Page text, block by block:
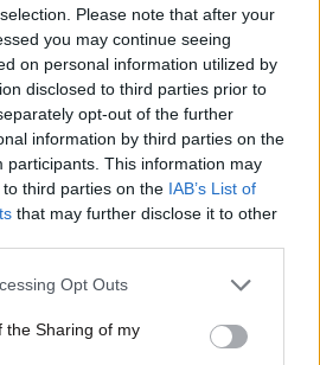
Please note that after your
you may continue seeing
on personal information utilized by
disclosed to third parties prior to
opt-out of the further
information by third parties on the
participants. This information may
third parties on the IAB’s List of
that may further disclose it to other
app uses one or more Google
usage behaviour. You may click to
Google and its third-party tags to
Opt Outs
the Sharing of my
φύση για 2 άτομα! 44€